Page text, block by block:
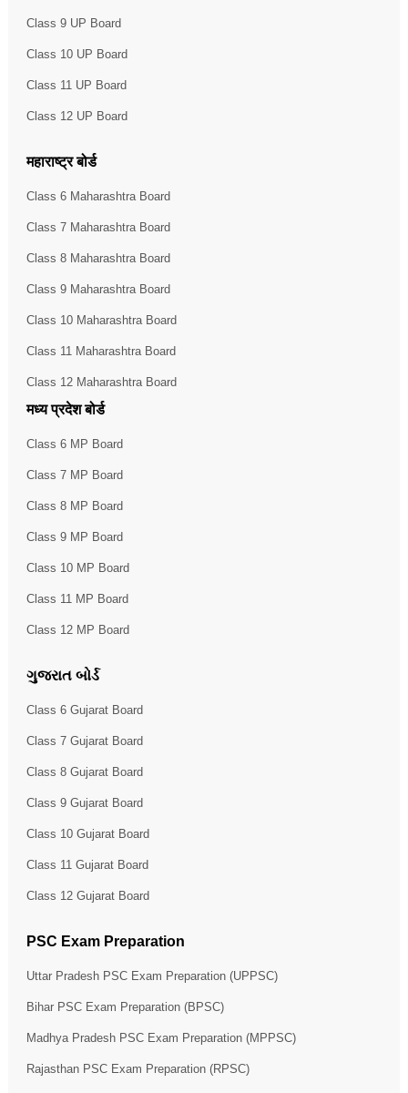
Class 9 UP Board
Class 10 UP Board
Class 11 UP Board
Class 12 UP Board
महाराष्ट्र बोर्ड
Class 6 Maharashtra Board
Class 7 Maharashtra Board
Class 8 Maharashtra Board
Class 9 Maharashtra Board
Class 10 Maharashtra Board
Class 11 Maharashtra Board
Class 12 Maharashtra Board
मध्य प्रदेश बोर्ड
Class 6 MP Board
Class 7 MP Board
Class 8 MP Board
Class 9 MP Board
Class 10 MP Board
Class 11 MP Board
Class 12 MP Board
ગુજરાત બોર્ડ
Class 6 Gujarat Board
Class 7 Gujarat Board
Class 8 Gujarat Board
Class 9 Gujarat Board
Class 10 Gujarat Board
Class 11 Gujarat Board
Class 12 Gujarat Board
PSC Exam Preparation
Uttar Pradesh PSC Exam Preparation (UPPSC)
Bihar PSC Exam Preparation (BPSC)
Madhya Pradesh PSC Exam Preparation (MPPSC)
Rajasthan PSC Exam Preparation (RPSC)